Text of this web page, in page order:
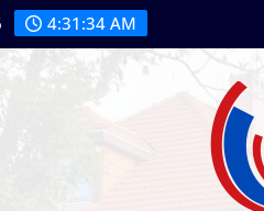
4:31:36 AM